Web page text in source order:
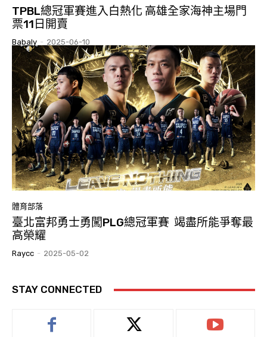
TPBL總冠軍賽進入白熱化 高雄全家海神主場門
票11日開賣
Babaly - 2025-06-10
體育部落
臺北富邦勇士勇闖PLG總冠軍賽 竭盡所能爭奪最
高榮耀
Raycc - 2025-05-02
STAY CONNECTED